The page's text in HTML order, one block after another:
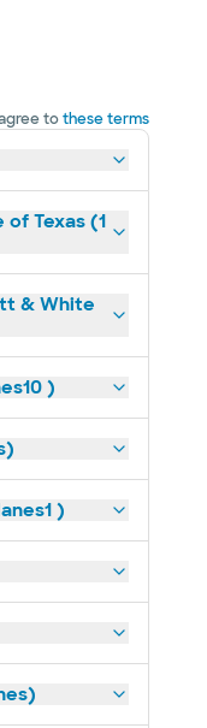
tothese terms
Texas (1
& White
)
)